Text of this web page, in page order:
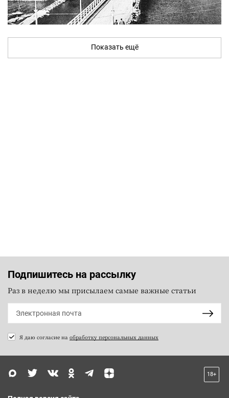
Показать ещё
Подпишитесь на рассылку
Раз в неделю мы присылаем самые важные статьи
Я даю согласие на обработку персональных данных
18+